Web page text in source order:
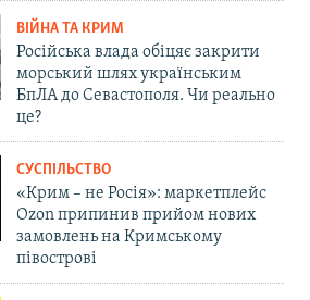
ВІЙНА ТА КРИМ
Російська влада обіцяє закрити
морський шлях українським
БпЛА до Севастополя. Чи реально
це?
СУСПІЛЬСТВО
«Крим – не Росія»: маркетплейс
Ozon припинив прийом нових
замовлень на Кримському
півострові